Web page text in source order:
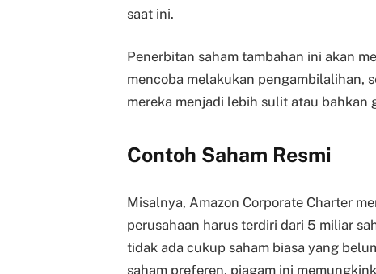
saat ini.
Penerbitan saham tambahan ini akan
mencoba melakukan pengambilalihan,
mereka menjadi lebih sulit atau bahkan
Contoh Saham Resmi
Misalnya, Amazon Corporate Charter
perusahaan harus terdiri dari 5 miliar
tidak ada cukup saham biasa yang
saham preferen, piagam ini